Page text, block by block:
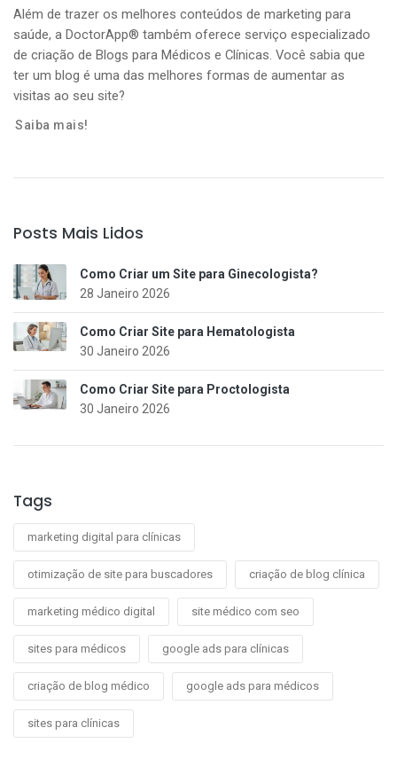
Além de trazer os melhores conteúdos de marketing para
saúde, a DoctorApp® também oferece serviço especializado
de criação de Blogs para Médicos e Clínicas. Você sabia que
ter um blog é uma das melhores formas de aumentar as
visitas ao seu site?
Saiba mais!
Posts Mais Lidos
Como Criar um Site para Ginecologista?
28 Janeiro 2026
Como Criar Site para Hematologista
30 Janeiro 2026
Como Criar Site para Proctologista
30 Janeiro 2026
Tags
marketing digital para clínicas
otimização de site para buscadores criação de blog clínica
marketing médico digital site médico com seo
sites para médicos google ads para clínicas
criação de blog médico google ads para médicos
sites para clínicas